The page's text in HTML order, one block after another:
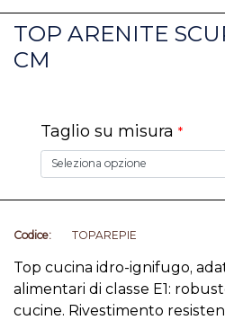
TOP ARENITE
CM
Taglio su misura *
Codice: TOPAREPIE
Top cucina idro-ignifugo,
alimentari di classe E1:
cucine. Rivestimento